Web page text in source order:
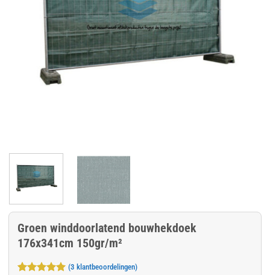
Groen winddoorlatend bouwhekdoek
176x341cm 150gr/m²
(3 klantbeoordelingen)